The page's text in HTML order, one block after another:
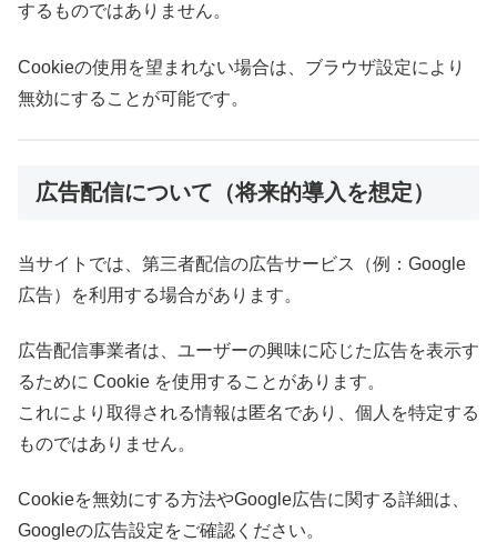
するものではありません。
Cookieの使用を望まれない場合は、ブラウザ設定により
無効にすることが可能です。
広告配信について（将来的導入を想定）
当サイトでは、第三者配信の広告サービス（例：Google
広告）を利用する場合があります。
広告配信事業者は、ユーザーの興味に応じた広告を表示す
るために Cookie を使用することがあります。
これにより取得される情報は匿名であり、個人を特定する
ものではありません。
Cookieを無効にする方法やGoogle広告に関する詳細は、
Googleの広告設定をご確認ください。